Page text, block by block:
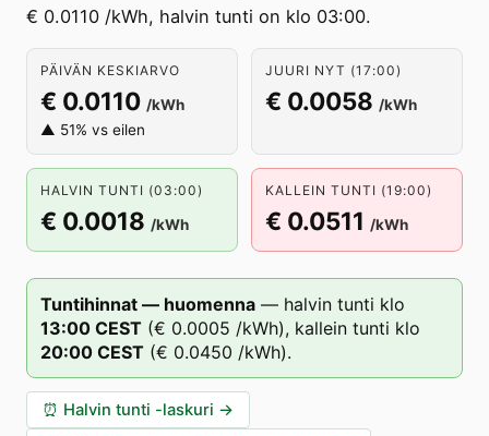
€ 0.0110 /kWh, halvin tunti on klo 03:00.
PÄIVÄN KESKIARVO
€ 0.0110 /kWh
▲ 51% vs eilen
JUURI NYT (17:00)
€ 0.0058 /kWh
HALVIN TUNTI (03:00)
€ 0.0018 /kWh
KALLEIN TUNTI (19:00)
€ 0.0511 /kWh
Tuntihinnat — huomenna — halvin tunti klo
13:00 CEST (€ 0.0005 /kWh), kallein tunti klo
20:00 CEST (€ 0.0450 /kWh).
⏰ Halvin tunti -laskuri →